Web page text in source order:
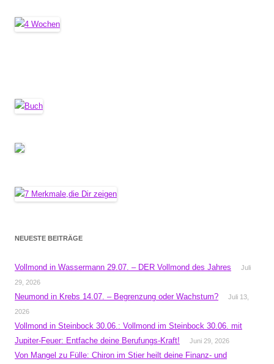
NEUESTE BEITRÄGE
Vollmond in Wassermann 29.07. – DER Vollmond des Jahres
Juli
29, 2026
Neumond in Krebs 14.07. – Begrenzung oder Wachstum?
Juli 13,
2026
Vollmond in Steinbock 30.06.: Vollmond im Steinbock 30.06. mit
Jupiter-Feuer: Entfache deine Berufungs-Kraft!
Juni 29, 2026
Von Mangel zu Fülle: Chiron im Stier heilt deine Finanz- und